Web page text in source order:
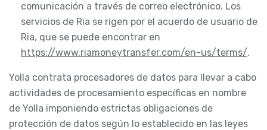
comunicación a través de correo electrónico. Los
servicios de Ria se rigen por el acuerdo de usuario de
Ria, que se puede encontrar en
https://www.riamoneytransfer.com/en-us/terms/.
Yolla contrata procesadores de datos para llevar a cabo
actividades de procesamiento específicas en nombre
de Yolla imponiendo estrictas obligaciones de
protección de datos según lo establecido en las leyes